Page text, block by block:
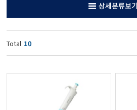
기공기질/미세먼지/가스/소음/진동측정기
속풍량계/온도계/온습도계/기압계
도/농도/염도/당산도/굴절계/편광계/커피농도계
상세분류보기
Total 10